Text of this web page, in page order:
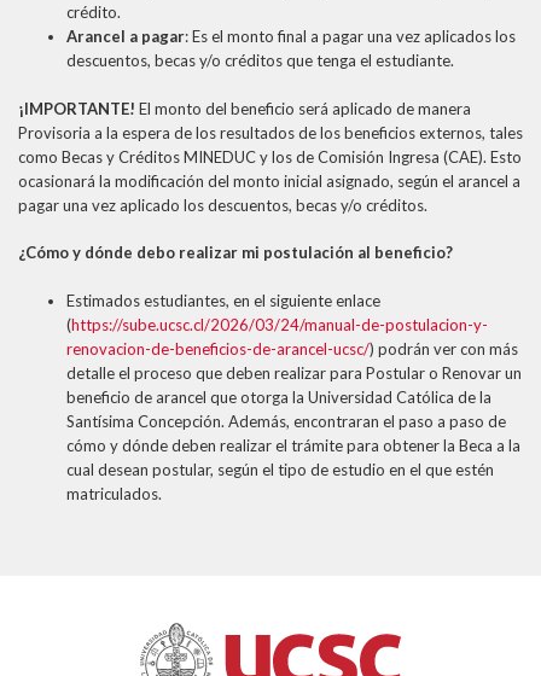
crédito.
Arancel a pagar: Es el monto final a pagar una vez aplicados los
descuentos, becas y/o créditos que tenga el estudiante.
¡IMPORTANTE! El monto del beneficio será aplicado de manera
Provisoria a la espera de los resultados de los beneficios externos, tales
como Becas y Créditos MINEDUC y los de Comisión Ingresa (CAE). Esto
ocasionará la modificación del monto inicial asignado, según el arancel a
pagar una vez aplicado los descuentos, becas y/o créditos.
¿Cómo y dónde debo realizar mi postulación al beneficio?
Estimados estudiantes, en el siguiente enlace
(https://sube.ucsc.cl/2026/03/24/manual-de-postulacion-y-
renovacion-de-beneficios-de-arancel-ucsc/) podrán ver con más
detalle el proceso que deben realizar para Postular o Renovar un
beneficio de arancel que otorga la Universidad Católica de la
Santísima Concepción. Además, encontraran el paso a paso de
cómo y dónde deben realizar el trámite para obtener la Beca a la
cual desean postular, según el tipo de estudio en el que estén
matriculados.